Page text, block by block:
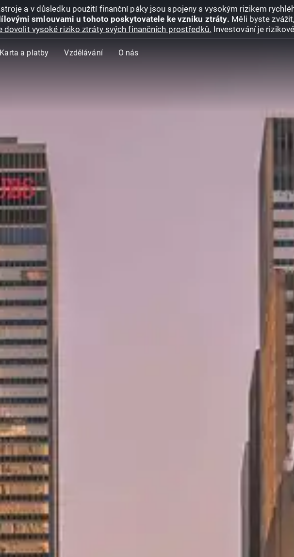
a v důsledku použití finanční páky jsou spojeny s vysokým rizikem
smlouvami u tohoto poskytovatele ke vzniku ztráty. Měli byste
dovolit vysoké riziko ztráty svých finančních prostředků. Investování je
Karta a platby Vzdělávání O nás